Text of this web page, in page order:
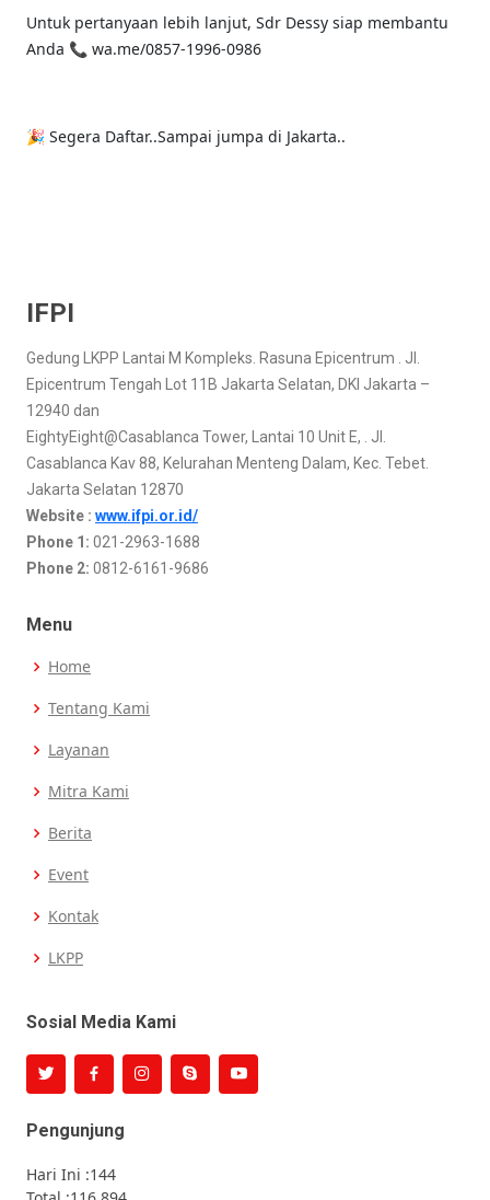
Untuk pertanyaan lebih lanjut, Sdr Dessy siap membantu
Anda 📞 wa.me/0857-1996-0986
🎉 Segera Daftar..Sampai jumpa di Jakarta..
IFPI
Gedung LKPP Lantai M Kompleks. Rasuna Epicentrum . Jl.
Epicentrum Tengah Lot 11B Jakarta Selatan, DKI Jakarta –
12940 dan
EightyEight@Casablanca Tower, Lantai 10 Unit E, . Jl.
Casablanca Kav 88, Kelurahan Menteng Dalam, Kec. Tebet.
Jakarta Selatan 12870
Website : www.ifpi.or.id/
Phone 1: 021-2963-1688
Phone 2: 0812-6161-9686
Menu
Home
Tentang Kami
Layanan
Mitra Kami
Berita
Event
Kontak
LKPP
Sosial Media Kami
Pengunjung
Hari Ini :144